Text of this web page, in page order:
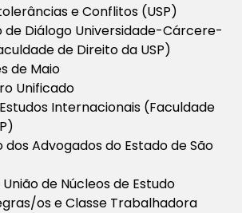
e Conflitos (USP)
de Diálogo Universidade-Cárcere-
de Direito da USP)
de Maio
Unificado
Internacionais (Faculdade
dos Advogados do Estado de São
União de Núcleos de Estudo
os e Classe Trabalhadora